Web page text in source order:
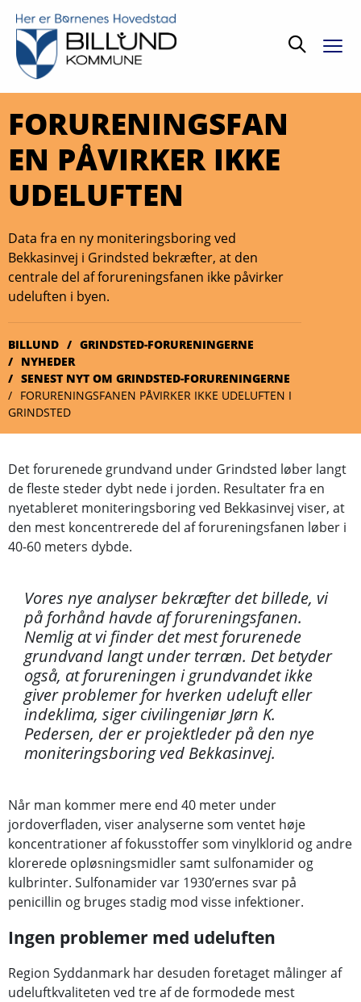
Søg
FORURENINGSFAN
EN PÅVIRKER IKKE
UDELUFTEN
Data fra en ny moniteringsboring ved
Bekkasinvej i Grindsted bekræfter, at den
centrale del af forureningsfanen ikke påvirker
udeluften i byen.
BILLUND
GRINDSTED-FORURENINGERNE
NYHEDER
SENEST NYT OM GRINDSTED-FORURENINGERNE
FORURENINGSFANEN PÅVIRKER IKKE UDELUFTEN I
GRINDSTED
Det forurenede grundvand under Grindsted løber langt
de fleste steder dybt nede i jorden. Resultater fra en
nyetableret moniteringsboring ved Bekkasinvej viser, at
den mest koncentrerede del af forureningsfanen løber i
40-60 meters dybde.
Vores nye analyser bekræfter det billede, vi
på forhånd havde af forureningsfanen.
Nemlig at vi finder det mest forurenede
grundvand langt under terræn. Det betyder
også, at forureningen i grundvandet ikke
giver problemer for hverken udeluft eller
indeklima, siger civilingeniør Jørn K.
Pedersen, der er projektleder på den nye
moniteringsboring ved Bekkasinvej.
Når man kommer mere end 40 meter under
jordoverfladen, viser analyserne som ventet høje
koncentrationer af fokusstoffer som vinylklorid og andre
klorerede opløsningsmidler samt sulfonamider og
kulbrinter. Sulfonamider var 1930’ernes svar på
penicillin og bruges stadig mod visse infektioner.
Ingen problemer med udeluften
Region Syddanmark har desuden foretaget målinger af
udeluftkvaliteten ved tre af de formodede mest